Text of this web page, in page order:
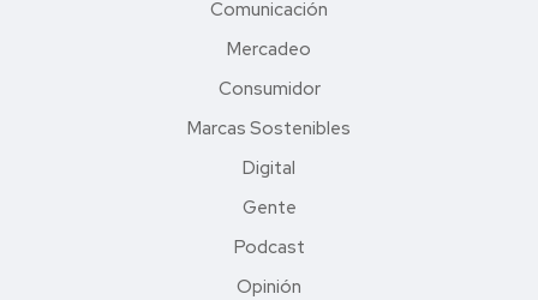
Comunicación
Mercadeo
Consumidor
Marcas Sostenibles
Digital
Gente
Podcast
Opinión